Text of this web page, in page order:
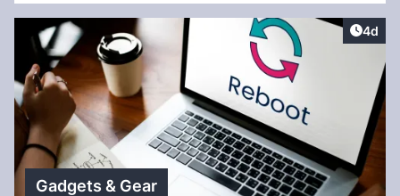
4d
Gadgets & Gear